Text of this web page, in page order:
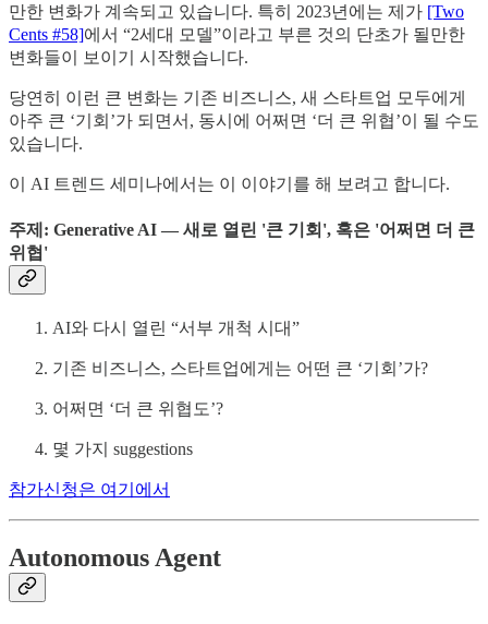
만한 변화가 계속되고 있습니다. 특히 2023년에는 제가 [Two
Cents #58]에서 “2세대 모델”이라고 부른 것의 단초가 될만한
변화들이 보이기 시작했습니다.
당연히 이런 큰 변화는 기존 비즈니스, 새 스타트업 모두에게
아주 큰 ‘기회’가 되면서, 동시에 어쩌면 ‘더 큰 위협’이 될 수도
있습니다.
이 AI 트렌드 세미나에서는 이 이야기를 해 보려고 합니다.
주제: Generative AI — 새로 열린 '큰 기회', 혹은 '어쩌면 더 큰
위협'
AI와 다시 열린 “서부 개척 시대”
기존 비즈니스, 스타트업에게는 어떤 큰 ‘기회’가?
어쩌면 ‘더 큰 위협도’?
몇 가지 suggestions
참가신청은 여기에서
Autonomous Agent